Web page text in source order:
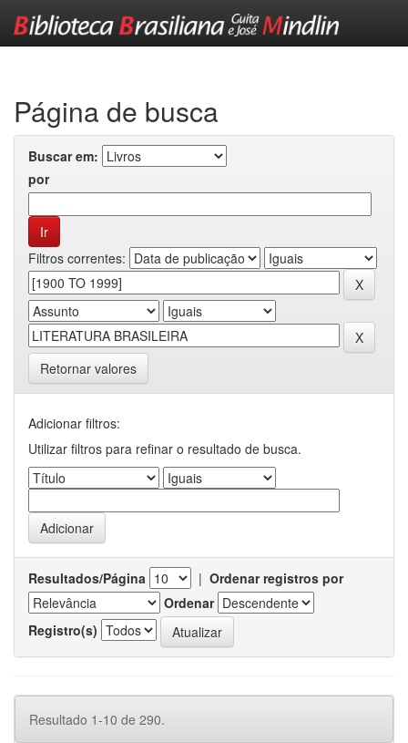
Página de busca
Buscar em:
por
Filtros correntes:
Retornar valores
Adicionar filtros:
Utilizar filtros para refinar o resultado de busca.
Resultados/Página | Ordenar registros por
Ordenar
Registro(s)
Resultado 1-10 de 290.